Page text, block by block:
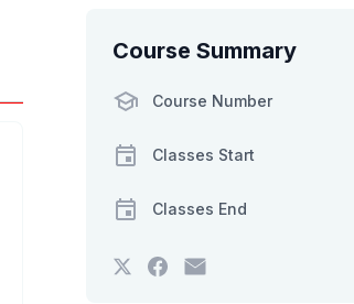
Course Summary
Course Number
Classes Start
Classes End
Tweet
thatPost
a Email
someone